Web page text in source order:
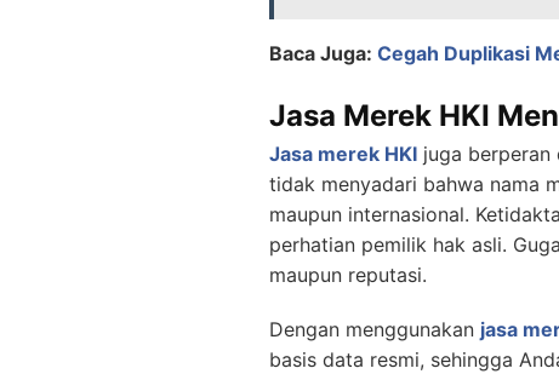
Baca Juga: Cegah Duplikasi
Jasa Merek HKI
Jasa merek HKI juga berperan
tidak menyadari bahwa nama
maupun internasional.
perhatian pemilik hak asli.
maupun reputasi.
Dengan menggunakan jasa
basis data resmi, sehingga